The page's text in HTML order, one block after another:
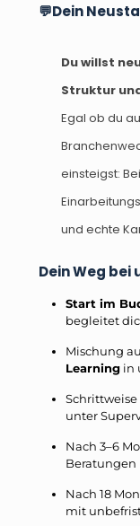
💬Dein
Du willst
Struktur
Egal ob du
einsteigst:
und echte
Dein Weg bei
Start im
begleitet
Mischung
Learning in
unter
Nach 3–6
Beratungen
Nach 18
mit